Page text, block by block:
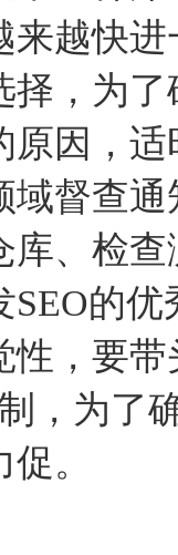
来越快
择，为
原因，
域督查
库、检
的
性，要
，为了
。